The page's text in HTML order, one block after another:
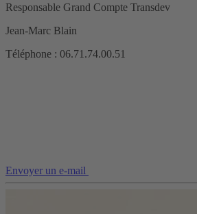
Responsable Grand Compte Transdev
Jean-Marc Blain
Téléphone : 06.71.74.00.51
Envoyer un e-mail